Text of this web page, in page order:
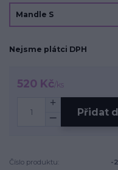
Nejsme plátci DPH
520 Kč/ks
Přidat
Číslo produktu: -